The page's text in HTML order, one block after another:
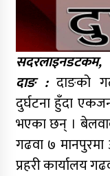
सदरलाइनडटकम,
दाङ :दाङको
दुर्घटना हुँदा
भएका छन् ।
गढवा ७ मानपुरमा
प्रहरी कार्यालय